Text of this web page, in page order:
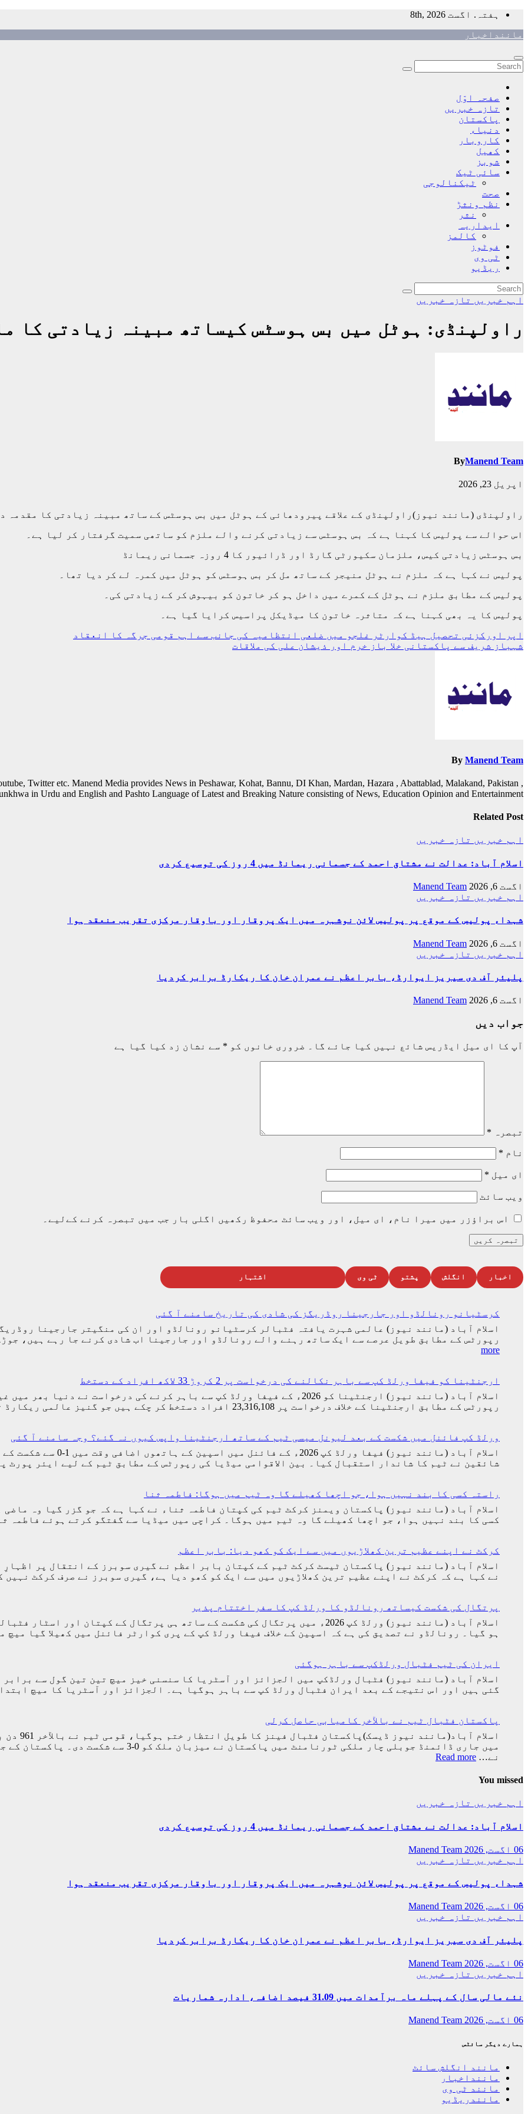
Skip
content
ہفتہ. اگست 8th, 2026
ماننداخبار
صفحہ اوّل
تازہ خبریں
پاکستان
دنیاء
کاروبار
کھیل
شوبز
سائی ٹیک
ٹیکنالوجی
صحت
نظم ونثڑ
نثر
ایداریہ
کالمز
فوٹوز
ٹی وی
ریڈیو
اہم خبریں تازہ خبریں
راولپنڈی: ہوٹل میں بس ہوسٹس کیساتھ مبینہ زیادتی کا
ByManend Team
اپریل 23, 2026
راولپنڈی (مانند نیوز)راولپنڈی کے علاقے پیرودھائی کے ہوٹل میں بس ہوسٹس کے ساتھ مبینہ زیادتی کا مقدمہ
اس حوالے سے پولیس کا کہنا ہے کہ بس ہوسٹس سے زیادتی کرنے والے ملزم کو ساتھی سمیت گرفتار کر لیا ہے۔
بس ہوسٹس زیادتی کیس، ملزمان سکیورٹی گارڈ اور ڈرائیور کا 4 روزہ جسمانی ریمانڈ
پولیس نے کہا ہے کہ ملزم نے ہوٹل منیجر کے ساتھ مل کر بس ہوسٹس کو ہوٹل میں کمرہ لے کر دیا تھا۔
پولیس کے مطابق ملزم نے ہوٹل کے کمرے میں داخل ہو کر خاتون کو بیہوش کر کے زیادتی کی۔
پولیس کا یہ بھی کہنا ہے کہ متاثرہ خاتون کا میڈیکل پراسیس کرایا گیا ہے۔
پوسٹوں
کی
اپر اورکزئی تحصیل ہیڈ کوارٹر غلجو میں ضلعی انتظامیہ کی جانب سے اہم قومی جرگہ کا انعقاد
شہباز شریف سے پاکستانی خلا باز خرم اور ذیشان علی کی ملاقات
By Manend Team
Twitter etc. Manend Media provides News in Peshawar, Kohat, Bannu, DI Khan, Mardan, Hazara , Abattablad, Malakand, Pakistan ,
in Urdu and English and Pashto Language of Latest and Breaking Nature consisting of News, Education Opinion and Entertainment
Related Post
اہم خبریں تازہ خبریں
اسلام آباد: عدالت نے مشتاق احمد کے جسمانی ریمانڈ میں 4 روز کی توسیع کردی
اگست 6, 2026
Manend Team
اہم خبریں تازہ خبریں
شہداء پولیس کے موقع پر پولیس لائن نوشہرہ میں ایک پروقار اور باوقار مرکزی تقریب منعقد ہوا
اگست 6, 2026
Manend Team
اہم خبریں تازہ خبریں
پلیئر آف دی سیریز ایوارڈ، بابر اعظم نے عمران خان کا ریکارڈ برابر کردیا
اگست 6, 2026 Manend Team
جواب دیں
آپ کا ای میل ایڈریس شائع نہیں کیا جائے گا۔ ضروری خانوں کو * سے نشان زد کیا گیا ہے
تبصرہ *
نام *
ای میل *
ویب‌ سائٹ
اس براؤزر میں میرا نام، ای میل، اور ویب سائٹ محفوظ رکھیں اگلی بار جب میں تبصرہ کرنے کےلیے۔
اخبار انگلش پشتو ٹی وی اشتہار
کرسٹیانو رونالڈو اور جارجینا روڈریگز کی شادی کی تاریخ سامنے آ گئی
اسلام آباد (مانند نیوز) عالمی شہرت یافتہ فٹبالر کرسٹیانو رونالڈو اور ان کی منگیتر جارجینا
رپورٹس کے مطابق طویل عرصے سے ایک ساتھ رہنے والے رونالڈو اور جارجینا اب شادی کرنے جا رہے ہیں،
more
:
اور
جارجینا
روڈریگز
کی
کی
تاریخ
سامنے
آ
ارجنٹینا کو فیفا ورلڈ کپ سے باہر نکالنے کی درخواست پر 2 کروڑ 33 لاکھ افراد کے دستخط
اسلام آباد (مانند نیوز) ارجنٹینا کو 2026ء کے فیفا ورلڈ کپ سے باہر کرنے کی
رپورٹس کے مطابق ارجنٹینا کے خلاف درخواست پر 23,316,108 افراد دستخط کر چکے ہیں جو گنیز عالمی ریکارڈ توڑنے کے قریب پہنچ گئی تھی۔…
ورلڈ کپ فائنل میں شکست کے بعد لیونل میسی ٹیم کے ساتھ ارجنٹینا واپس کیوں نہ گئے؟ وجہ سامنے آ گئی
اسلام آباد (مانند نیوز)
شائقین نے ٹیم کا شاندار استقبال کیا۔ بین الاقوامی میڈیا کی رپورٹس کے مطابق ٹیم کے لیے ایئر پورٹ
راستہ کسی کا بند نہیں ہوا، جو اچھا کھیلے گا وہ ٹیم میں ہوگا: فاطمہ ثنا
اسلام آباد (مانند نیوز) پاکستان ویمنز کرکٹ ٹیم کی کپتان فاطمہ ثناء نے کہا ہے کہ جو گزر گیا وہ
کسی کا بند نہیں ہوا، جو اچھا کھیلے گا وہ ٹیم میں ہوگا۔ کراچی میں میڈیا سے گفتگو کرتے ہوئے فاطمہ
کرکٹ نے اپنے عظیم ترین کھلاڑیوں میں سے ایک کو کھو دیا: بابر اعظم
اسلام آباد (مانند نیوز) پاکستان ٹیسٹ کرکٹ ٹیم کے کپتان بابر اعظم نے گیری سوبرز کے انتقال پر
نے کہا ہے کہ کرکٹ نے اپنے عظیم ترین کھلاڑیوں میں سے ایک کو کھو دیا ہے، گیری سوبرز نے صرف کرکٹ
پرتگال کی شکست کیساتھ رونالڈو کا ورلڈ کپ کا سفر اختتام پذیر
اسلام آباد (مانند نیوز) ورلڈ کپ 2026ء میں پرتگال کی شکست کے ساتھ ہی پرتگال کے
ہو گیا۔ رونالڈو نے تصدیق کی ہے کہ اسپین کے خلاف فیفا ورلڈ کپ کے پری کوارٹر فائنل میں کھیلا گیا
ایران کی ٹیم فٹبال ورلڈکپ سے باہر ہوگئی
گئی ہیں اور اس نتیجے کے بعد ایران فٹبال ورلڈ کپ سے باہر ہوگیا ہے۔ الجزائز اور آسٹریا کا میچ ابتدائی 60 منٹ
پاکستان فٹبال ٹیم نے بالآخر کامیابی حاصل کرلی
اسلام
میں جاری ڈائمنڈ جوبلی چار ملکی ٹورنامنٹ میں
نے… Read more
:
بالآخر
حاصل
You missed
اہم خبریں تازہ خبریں
اسلام آباد: عدالت نے مشتاق احمد کے جسمانی ریمانڈ میں 4 روز کی توسیع کردی
06 اگست, 2026
Manend Team
اہم خبریں تازہ خبریں
شہداء پولیس کے موقع پر پولیس لائن نوشہرہ میں ایک پروقار اور باوقار مرکزی تقریب منعقد ہوا
06 اگست, 2026
Manend Team
اہم خبریں تازہ خبریں
پلیئر آف دی سیریز ایوارڈ، بابر اعظم نے عمران خان کا ریکارڈ برابر کردیا
06 اگست, 2026
Manend Team
اہم خبریں تازہ خبریں
نئے مالی سال کے پہلے ماہ برآمدات میں 31.09 فیصد اضافہ، ادارہ شماریات
06 اگست, 2026 Manend Team
ہمارے دیگر سائٹس
مانند انگلش سائٹ
ماننداخبار
مانند ٹی وی
مانندریڈیو